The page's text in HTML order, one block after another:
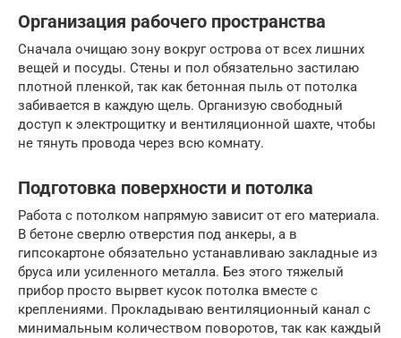
Организация рабочего пространства
Сначала очищаю зону вокруг острова от всех лишних
вещей и посуды. Стены и пол обязательно застилаю
плотной пленкой, так как бетонная пыль от потолка
забивается в каждую щель. Организую свободный
доступ к электрощитку и вентиляционной шахте, чтобы
не тянуть провода через всю комнату.
Подготовка поверхности и потолка
Работа с потолком напрямую зависит от его материала.
В бетоне сверлю отверстия под анкеры, а в
гипсокартоне обязательно устанавливаю закладные из
бруса или усиленного металла. Без этого тяжелый
прибор просто вырвет кусок потолка вместе с
креплениями. Прокладываю вентиляционный канал с
минимальным количеством поворотов, так как каждый